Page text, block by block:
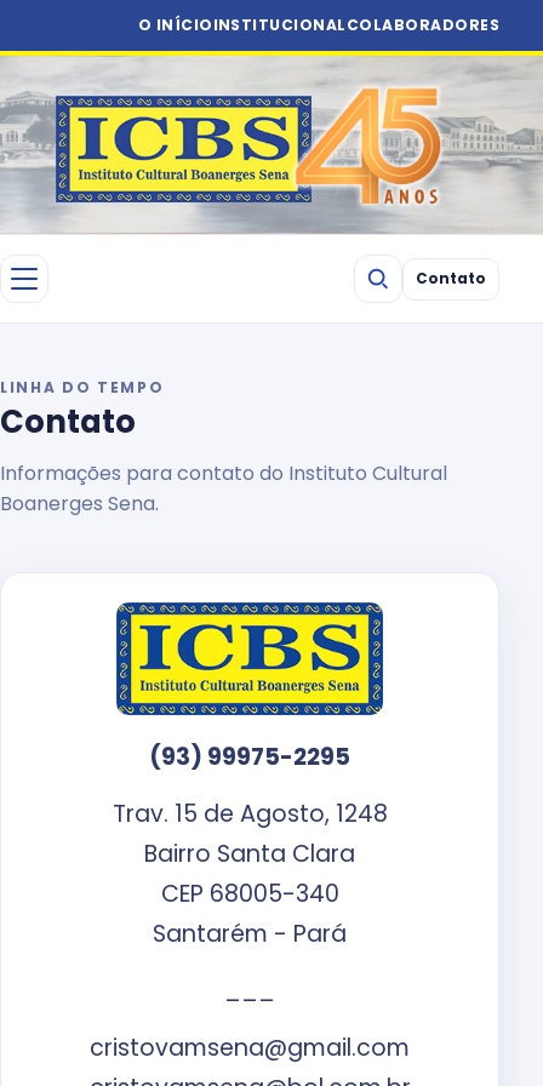
O INÍCIOINSTITUCIONALCOLABORADORES
Contato
LINHA DO TEMPO
Contato
Informações para contato do Instituto Cultural
Boanerges Sena.
(93) 99975-2295
Trav. 15 de Agosto, 1248
Bairro Santa Clara
CEP 68005-340
Santarém - Pará
___
cristovamsena@gmail.com